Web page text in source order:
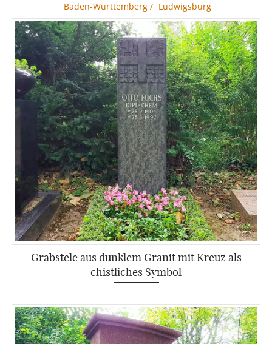
Baden-Württemberg / Ludwigsburg
Grabstele aus dunklem Granit mit Kreuz als
chistliches Symbol